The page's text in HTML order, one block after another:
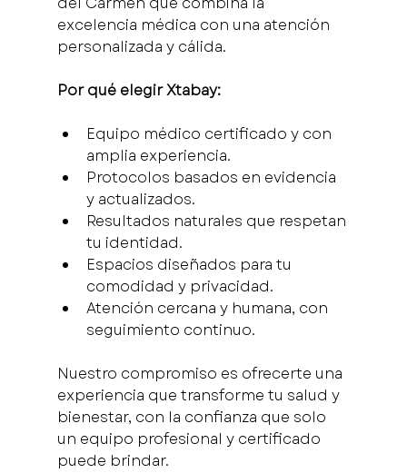
excelencia médica con una atención
personalizada y cálida.
Por qué elegir Xtabay:
Equipo médico certificado y con
amplia experiencia.
Protocolos basados en evidencia
y actualizados.
Resultados naturales que respetan
tu identidad.
Espacios diseñados para tu
comodidad y privacidad.
Atención cercana y humana, con
seguimiento continuo.
Nuestro compromiso es ofrecerte una
experiencia que transforme tu salud y
bienestar, con la confianza que solo
un equipo profesional y certificado
puede brindar.